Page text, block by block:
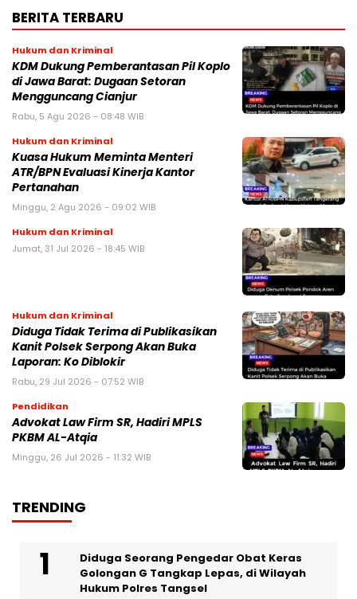
BERITA TERBARU
Hukum dan Kriminal
KDM Dukung Pemberantasan Pil Koplo
di Jawa Barat: Dugaan Setoran
Mengguncang Cianjur
Rabu, 5 Agu 2026 - 08:48 WIB
Hukum dan Kriminal
Kuasa Hukum Meminta Menteri
ATR/BPN Evaluasi Kinerja Kantor
Pertanahan
Minggu, 2 Agu 2026 - 09:02 WIB
Hukum dan Kriminal
Jumat, 31 Jul 2026 - 18:45 WIB
Hukum dan Kriminal
Diduga Tidak Terima di Publikasikan
Kanit Polsek Serpong Akan Buka
Laporan: Ko Diblokir
Rabu, 29 Jul 2026 - 07:52 WIB
Pendidikan
Advokat Law Firm SR, Hadiri MPLS
PKBM AL-Atqia
Minggu, 26 Jul 2026 - 11:32 WIB
TRENDING
‎Diduga Seorang Pengedar Obat Keras
Golongan G Tangkap Lepas, di Wilayah
Hukum Polres Tangsel